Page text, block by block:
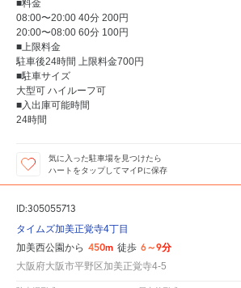
■料金
08:00〜20:00 40分 200円
20:00〜08:00 60分 100円
■上限料金
駐車後24時間 上限料金700円
■駐車サイズ
大型可 ハイルーフ可
■入出庫可能時間
24時間
気に入った駐車場を見つけたら
ハートをタップしてマイPに保存
ID:305055713
タイムズ加美正覚寺4丁目
加美西公園から 450m 徒歩 6～9分
大阪府大阪市平野区加美正覚寺4-5